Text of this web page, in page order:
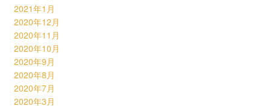
2021年1月
2020年12月
2020年11月
2020年10月
2020年9月
2020年8月
2020年7月
2020年3月